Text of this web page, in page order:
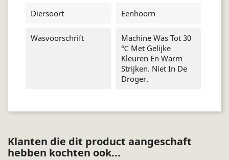
Diersoort Eenhoorn
Wasvoorschrift
Machine Was Tot 30
℃ Met Gelijke
Kleuren En Warm
Strijken. Niet In De
Droger.
Klanten die dit product aangeschaft
hebben kochten ook...